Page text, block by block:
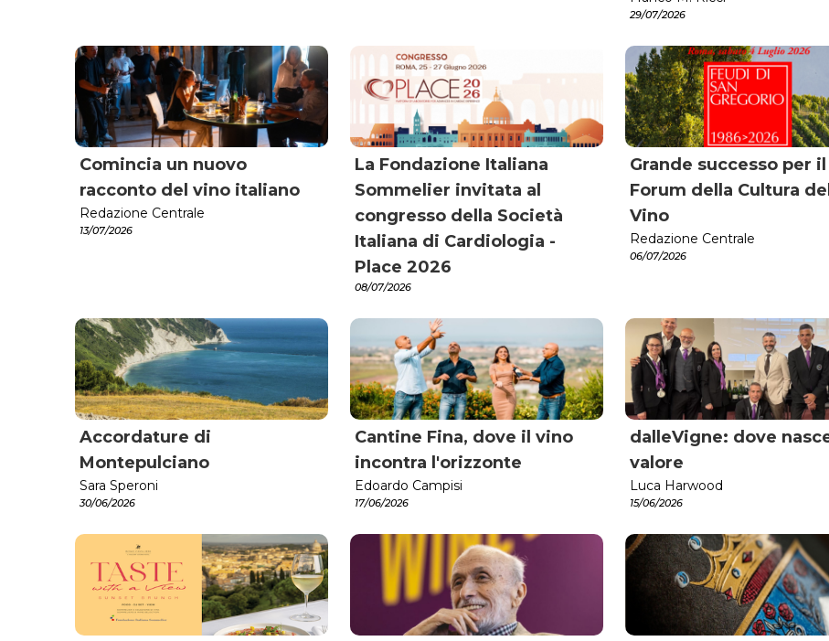
29/07/2026
Comincia un nuovo
racconto del vino italiano
Redazione Centrale
13/07/2026
La Fondazione Italiana
Sommelier invitata al
congresso della Società
Italiana di Cardiologia -
Place 2026
08/07/2026
Grande successo per il
Forum della Cultura del
Vino
Redazione Centrale
06/07/2026
Accordature di
Montepulciano
Sara Speroni
30/06/2026
Cantine Fina, dove il vino
incontra l'orizzonte
Edoardo Campisi
17/06/2026
dalleVigne: dove
valore
Luca Harwood
15/06/2026